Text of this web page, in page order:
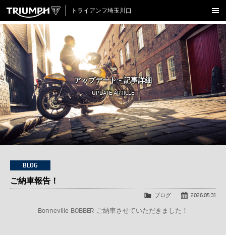
トライアンフ埼玉川口
新車在庫情報
試乗車一覧
認定中古車
アクセサリー
クロージング
アップデート
店舗情報
採用情報
TRIUMPH OFFICIAL SITE
LINE FacebookInstagram
X
アップデート - 記事詳細
UPDATE ARTICLE
BLOG
ご納車報告！
2026.05.31
ブログ
Bonneville BOBBER ご納車させていただきました！